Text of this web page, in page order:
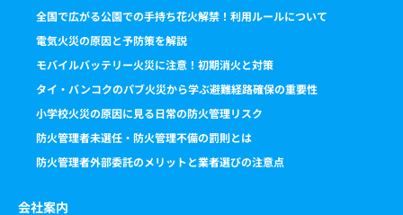
全国で広がる公園での手持ち花火解禁！利用ルールについて
電気火災の原因と予防策を解説
モバイルバッテリー火災に注意！初期消火と対策
タイ・バンコクのパブ火災から学ぶ避難経路確保の重要性
小学校火災の原因に見る日常の防火管理リスク
防火管理者未選任・防火管理不備の罰則とは
防火管理者外部委託のメリットと業者選びの注意点
会社案内